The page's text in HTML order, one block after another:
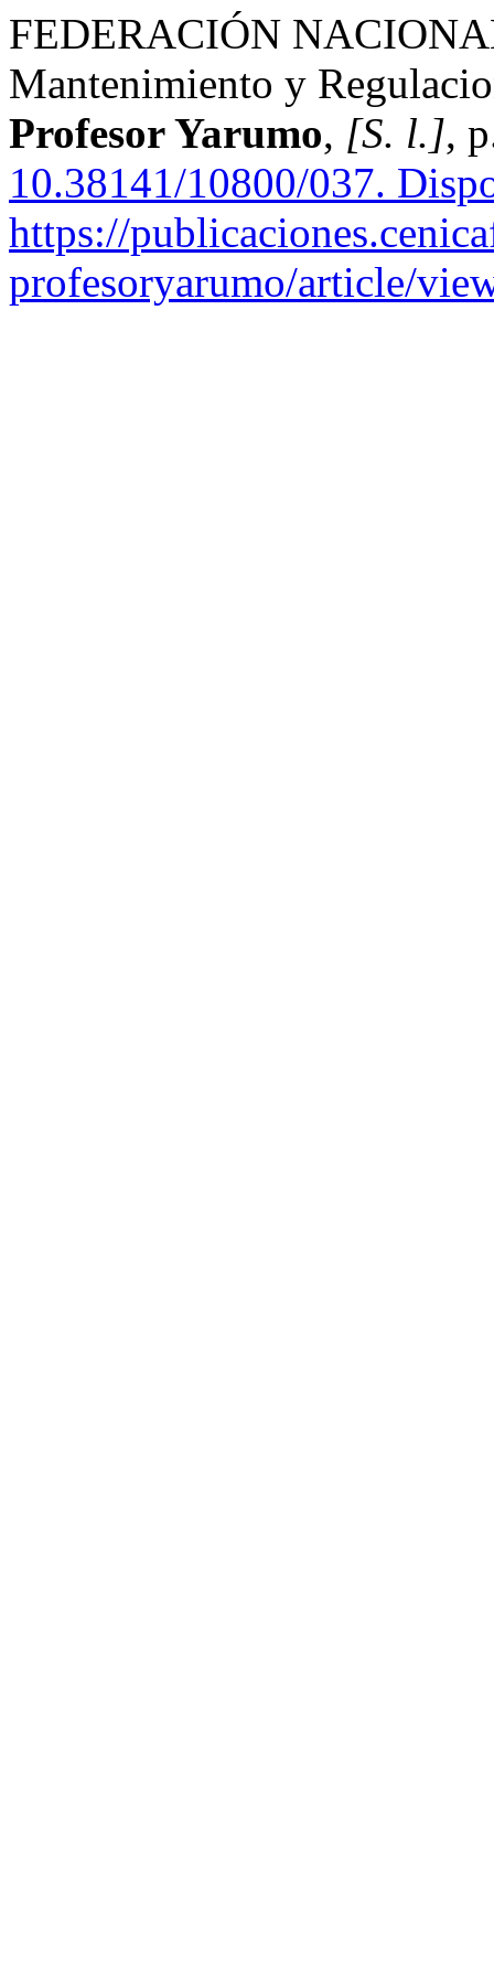
FEDERACIÓN
Mantenimiento y
Profesor Yarumo, [S. l.],
10.38141/10800/037.
https://
profesoryarumo/article/